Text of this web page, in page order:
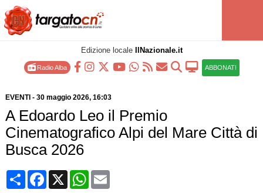
Edizione locale IlNazionale.it
Radio Alba ABBONATI
EVENTI - 30 maggio 2026, 16:03
A Edoardo Leo il Premio
Cinematografico Alpi del Mare Città di
Busca 2026
CondividiFacebook
X WhatsApp
Email